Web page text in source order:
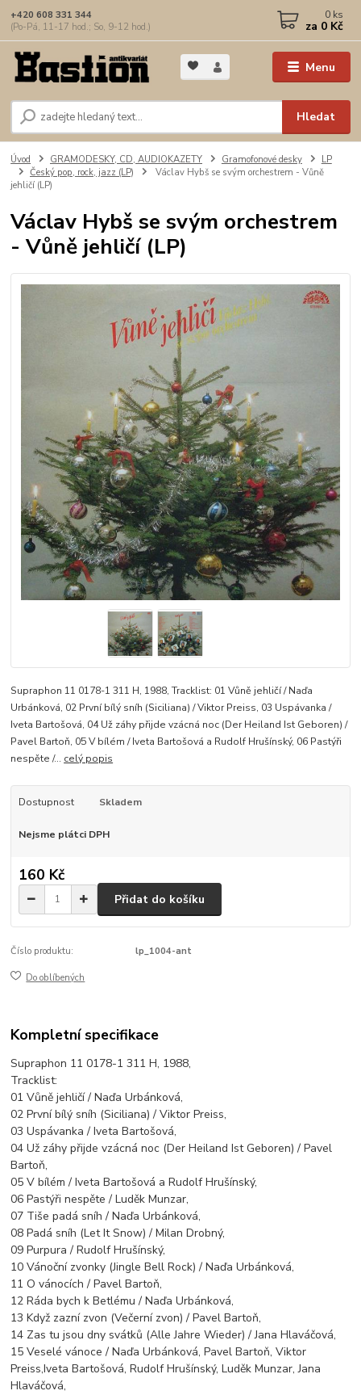
Menu
Hledat
+420 608 331 344
(Po-Pá, 11-17 hod.; So, 9-12 hod.)
0 ks
za 0 Kč
Úvod GRAMODESKY, CD, AUDIOKAZETY Gramofonové desky
LP
Český pop, rock, jazz (LP)
Václav Hybš se svým orchestrem - Vůně
jehličí (LP)
Václav Hybš se svým orchestrem
- Vůně jehličí (LP)
Supraphon 11 0178-1 311 H, 1988, Tracklist: 01 Vůně jehličí / Naďa
Urbánková, 02 První bílý sníh (Siciliana) / Viktor Preiss, 03 Uspávanka /
Iveta Bartošová, 04 Už záhy přijde vzácná noc (Der Heiland Ist Geboren) /
Pavel Bartoň, 05 V bílém / Iveta Bartošová a Rudolf Hrušínský, 06 Pastýři
nespěte /... celý popis
Dostupnost Skladem
Nejsme plátci DPH
160 Kč
Přidat do košíku
Číslo produktu: lp_1004-ant
Do oblíbených
Kompletní specifikace
Supraphon 11 0178-1 311 H, 1988,
Tracklist:
01 Vůně jehličí / Naďa Urbánková,
02 První bílý sníh (Siciliana) / Viktor Preiss,
03 Uspávanka / Iveta Bartošová,
04 Už záhy přijde vzácná noc (Der Heiland Ist Geboren) / Pavel
Bartoň,
05 V bílém / Iveta Bartošová a Rudolf Hrušínský,
06 Pastýři nespěte / Luděk Munzar,
07 Tiše padá sníh / Naďa Urbánková,
08 Padá sníh (Let It Snow) / Milan Drobný,
09 Purpura / Rudolf Hrušínský,
10 Vánoční zvonky (Jingle Bell Rock) / Naďa Urbánková,
11 O vánocích / Pavel Bartoň,
12 Ráda bych k Betlému / Naďa Urbánková,
13 Když zazní zvon (Večerní zvon) / Pavel Bartoň,
14 Zas tu jsou dny svátků (Alle Jahre Wieder) / Jana Hlaváčová,
15 Veselé vánoce / Naďa Urbánková, Pavel Bartoň, Viktor
Preiss,Iveta Bartošová, Rudolf Hrušínský, Luděk Munzar, Jana
Hlaváčová,